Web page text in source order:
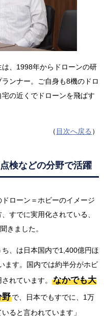
、1998年からドローンの研
ンナー。ご自身も8機のドロ
の近くでドローンを飛ばす
（ 目次へ戻る ）
検などの分野で活躍
ローン＝ホビーのイメージ
すでに実用化されている、
きました。
、は日本国内で1,400億円ほ
ます。国内では約半分がホビ
れています。
なかでも大
野で、日本でもすでに、1万
ると言われています」